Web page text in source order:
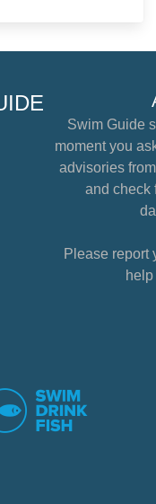
Swim Guide
moment you
advisories
and check
Please report